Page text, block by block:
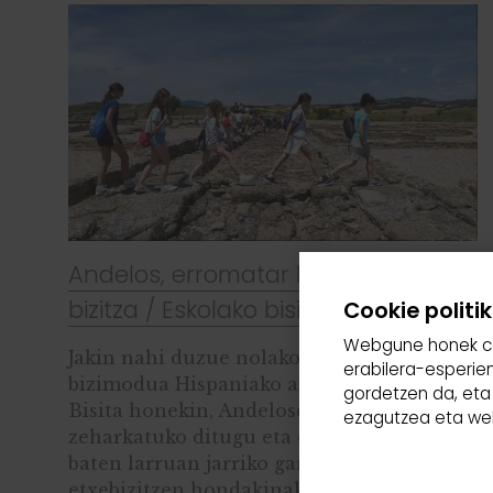
Andelos, erromatar hiri bateko
bizitza / Eskolako bisita /
Jakin nahi duzue nolakoa zen eguneroko
bizimodua Hispaniako antzinako hirietan?
Bisita honekin, Andeloseko kaleak
zeharkatuko ditugu eta erromatar herritar
baten larruan jarriko gara, bere
Cookie
Webgune honek
erabilera-
gordetzen da,
ezagutzea eta